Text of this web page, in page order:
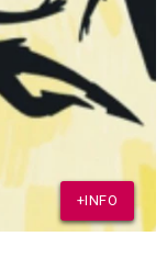
+INFO